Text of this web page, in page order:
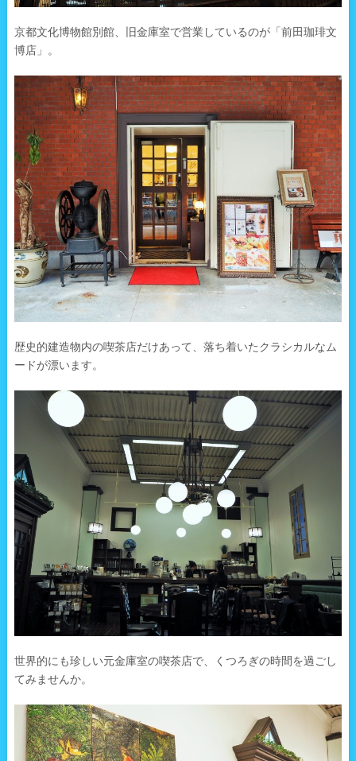
京都文化博物館別館、旧金庫室で営業しているのが「前田珈琲文
博店」。
歴史的建造物内の喫茶店だけあって、落ち着いたクラシカルなム
ードが漂います。
世界的にも珍しい元金庫室の喫茶店で、くつろぎの時間を過ごし
てみませんか。